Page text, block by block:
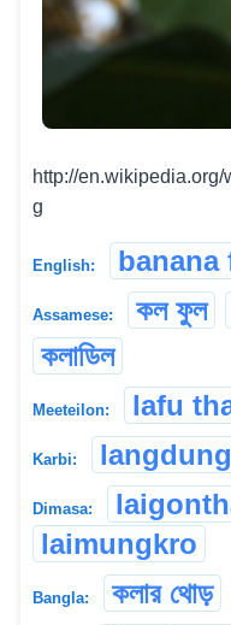
http://
g
English: banana
Assamese: কল ফুল
কলাডিল
Meeteilon: lafu
Karbi: langdung
Dimasa:
laimungkro
Bangla: কলার থোড়